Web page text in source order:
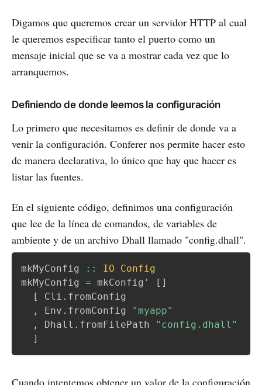
Digamos que queremos crear un servidor HTTP al cual
le queremos especificar tanto el puerto como un
mensaje inicial que se va a mostrar cada vez que lo
arranquemos.
Definiendo de donde leemos la configuración
Lo primero que necesitamos es definir de donde va a
venir la configuración. Conferer nos permite hacer esto
de manera declarativa, lo único que hay que hacer es
listar las fuentes.
En el siguiente código, definimos una configuración
que lee de la línea de comandos, de variables de
ambiente y de un archivo Dhall llamado "config.dhall".
mkMyConfig :: IO
Config
mkMyConfig
= mkConfig' [ ]
[
Cli . fromConfig
,
Env . fromConfig
"myapp"
,
Dhall . fromFilePath
"config.dhall"
]
Cuando intentemos obtener un valor de la configuración